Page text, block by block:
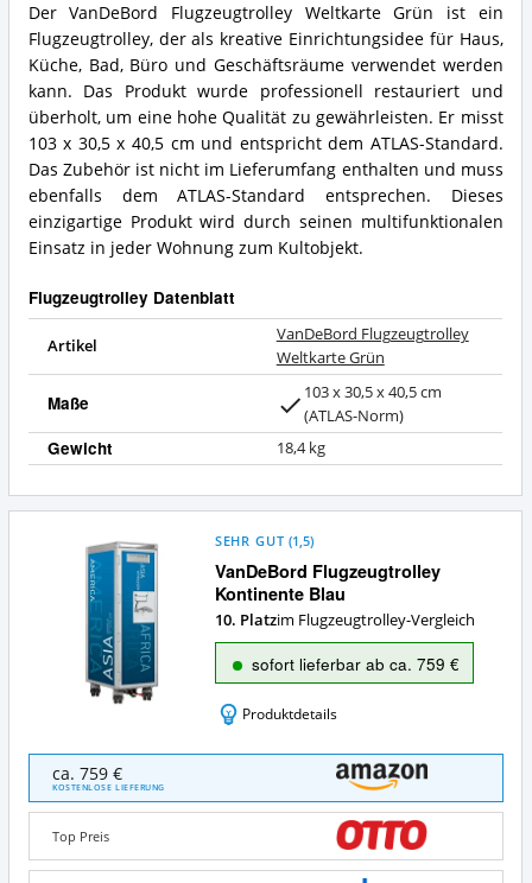
VanDeBord
Flugzeugtrolley
Weltkarte
Grün
Zusammenfassung:
Was
bietet
Flugzeugtrolley?
Der VanDeBord Flugzeugtrolley Weltkarte Grün ist ein
Flugzeugtrolley, der als kreative Einrichtungsidee für Haus,
Küche, Bad, Büro und Geschäftsräume verwendet werden
kann. Das Produkt wurde professionell restauriert und
überholt, um eine hohe Qualität zu gewährleisten. Er misst
103 x 30,5 x 40,5 cm und entspricht dem ATLAS-Standard.
Das Zubehör ist nicht im Lieferumfang enthalten und muss
ebenfalls dem ATLAS-Standard entsprechen. Dieses
einzigartige Produkt wird durch seinen multifunktionalen
Einsatz in jeder Wohnung zum Kultobjekt.
Flugzeugtrolley Datenblatt
Artikel
VanDeBord Flugzeugtrolley
Weltkarte Grün
Maße
103 x 30,5 x 40,5 cm
(ATLAS-Norm)
Gewicht 18,4 kg
Vorteile:
Was
spricht
für
Flugzeugtrolley?
VanDeBord Flugzeugtrolley
Kontinente Blau
SEHR GUT (1,5)
10. Platzim Flugzeugtrolley-Vergleich
sofort lieferbar ab ca. 759 €
Produktdetails
VanDeBord
Flugzeugtrolley
Kontinente
Blau
Angebote:
Wo
ca. 759 €
KOSTENLOSE LIEFERUNG
Top Preis